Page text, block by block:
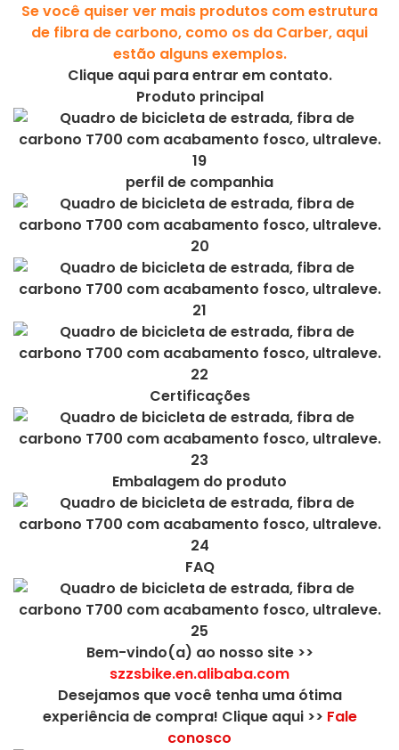
Se você quiser ver mais produtos com estrutura
de fibra de carbono, como os da Carber, aqui
estão alguns exemplos.
Clique aqui para entrar em contato.
Produto principal
perfil de companhia
Certificações
Embalagem do produto
FAQ
Bem-vindo(a) ao nosso site >>
szzsbike.en.alibaba.com
Desejamos que você tenha uma ótima
experiência de compra! Clique aqui >> Fale
conosco